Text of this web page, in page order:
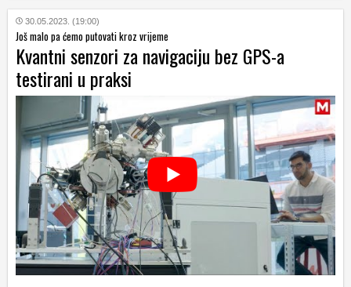
30.05.2023. (19:00)
Još malo pa ćemo putovati kroz vrijeme
Kvantni senzori za navigaciju bez GPS-a
testirani u praksi